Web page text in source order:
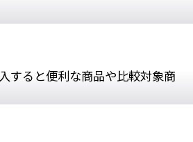
すると便利な商品や比較対象商